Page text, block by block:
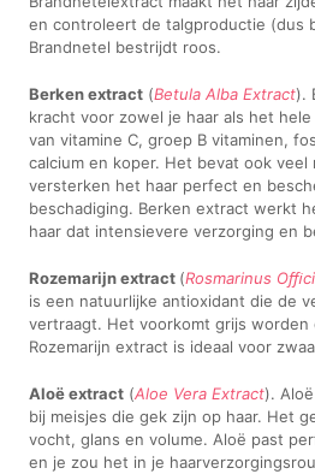
en controleert de talgproductie (dus
Brandnetel bestrijdt roos.
Berken extract (Betula Alba Extract).
kracht voor zowel je haar als het
van vitamine C, groep B vitaminen,
calcium en koper. Het bevat ook veel
versterken het haar perfect en
beschadiging. Berken extract werkt
haar dat intensievere verzorging en
Rozemarijn extract (Rosmarinus
is een natuurlijke antioxidant die de
vertraagt. Het voorkomt grijs worden
Rozemarijn extract is ideaal voor
Aloë extract (Aloe Vera Extract).
bij meisjes die gek zijn op haar. Het
vocht, glans en volume. Aloë past
en je zou het in je